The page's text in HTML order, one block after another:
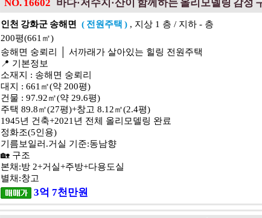
NO. 16602 바다·저수지·산이 함께하는 올리모델링 감성
인천 강화군 송해면 ( 전원주택 ), 지상 1 층 / 지하 - 층
200평(661㎡)
송해면 숭뢰리 │ 서까래가 살아있는 힐링 전원주택
📍 기본정보
소재지 : 송해면 숭뢰리
대지 : 661㎡(약 200평)
건물 : 97.92㎡(약 29.6평)
주택 89.8㎡(27평)+창고 8.12㎡(2.4평)
1945년 건축+2021년 전체 올리모델링 완료
정화조(5인용)
기름보일러.거실 기준:동남향
🏡 구조
본채:방 2+거실+주방+다용도실
별채:창고
3억 7천만원